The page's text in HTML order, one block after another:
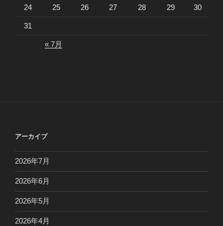
24 25 26 27 28 29 30
31
« 7月
アーカイブ
2026年7月
2026年6月
2026年5月
2026年4月